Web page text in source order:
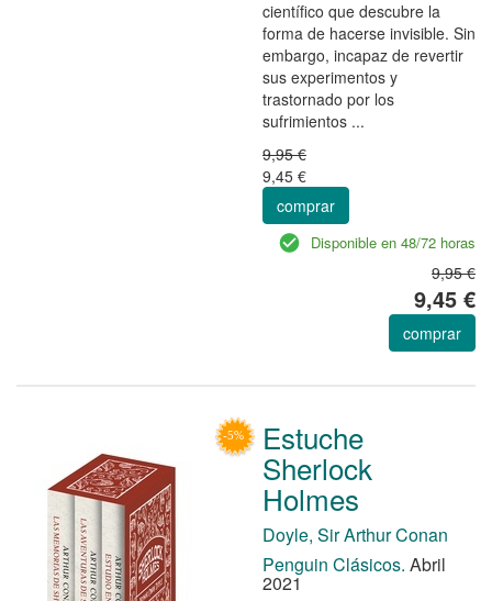
científico que descubre la
forma de hacerse invisible. Sin
embargo, incapaz de revertir
sus experimentos y
trastornado por los
sufrimientos ...
9,95 €
9,45 €
comprar
Disponible en 48/72 horas
9,95 €
9,45 €
comprar
Estuche
Sherlock
Holmes
Doyle, Sir Arthur Conan
Penguin Clásicos. Abril
2021